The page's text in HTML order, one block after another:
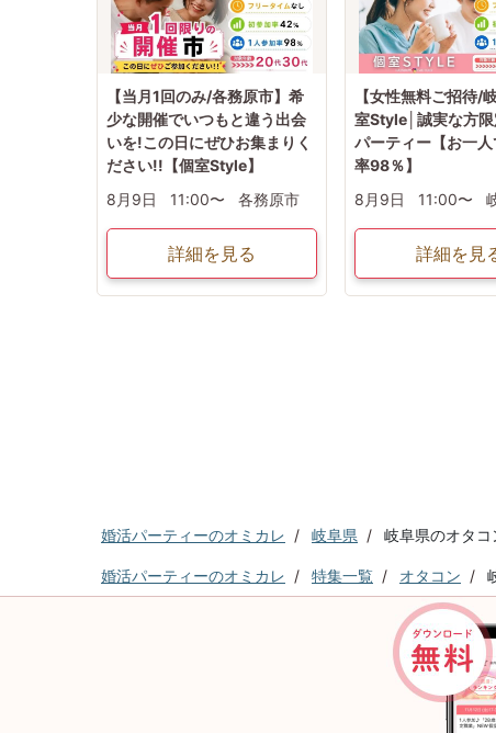
【当月1回のみ/各務原市】希
少な開催でいつもと違う出会
いを!この日にぜひお集まりく
ださい!!【個室Style】
8月9日
11:00〜 各務原市
詳細を見る
【女性無料ご招待/
室Style│誠実な方
パーティー【お一
率98％】
8月9日
11:00〜
詳細を見
婚活パーティーのオミカレ 岐阜県 岐阜県のオタコ
婚活パーティーのオミカレ 特集一覧 オタコン